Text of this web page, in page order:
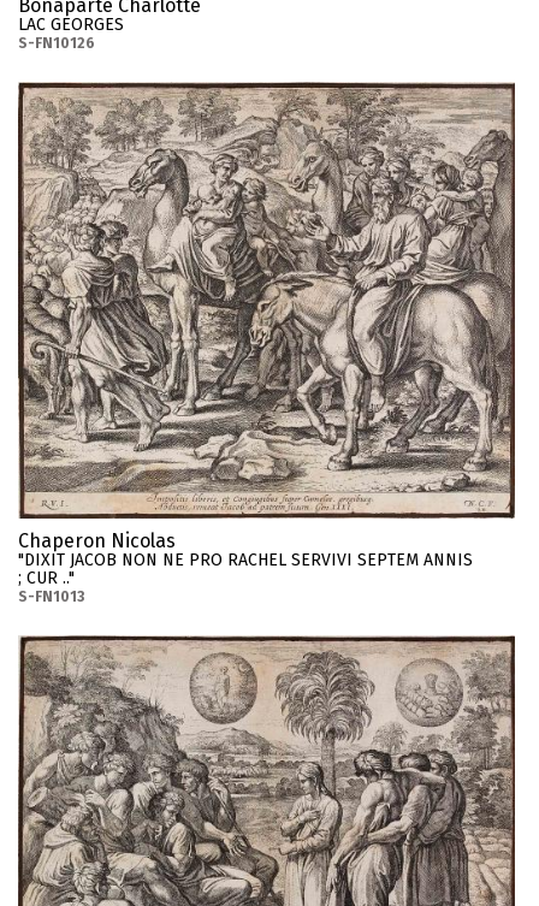
Bonaparte Charlotte
LAC GEORGES
S-FN10126
Chaperon Nicolas
"DIXIT JACOB NON NE PRO RACHEL SERVIVI SEPTEM ANNIS
; CUR .."
S-FN1013